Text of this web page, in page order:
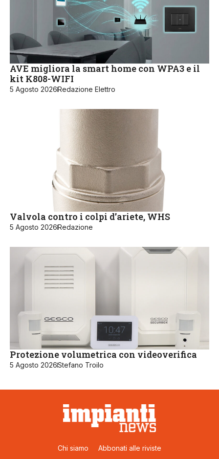
AVE migliora la smart home con WPA3 e il
kit K808-WIFI
5 Agosto 2026Redazione Elettro
Valvola contro i colpi d’ariete, WHS
5 Agosto 2026Redazione
Protezione volumetrica con videoverifica
5 Agosto 2026Stefano Troilo
Chi siamo Abbonati alle riviste